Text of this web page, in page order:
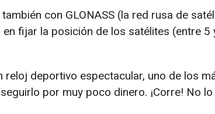
también con GLONASS (la red rusa de
fijar la posición de los satélites (entre 5
reloj deportivo espectacular, uno de los
por muy poco dinero. ¡Corre! No